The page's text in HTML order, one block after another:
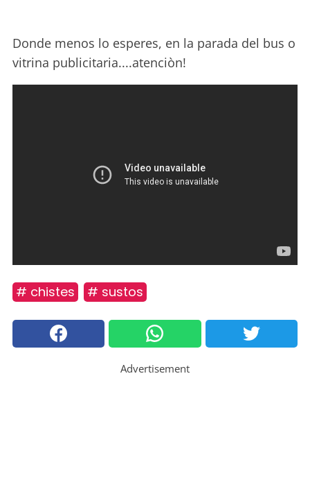
Donde menos lo esperes, en la parada del bus o
vitrina publicitaria....atenciòn!
# chistes # sustos
Advertisement